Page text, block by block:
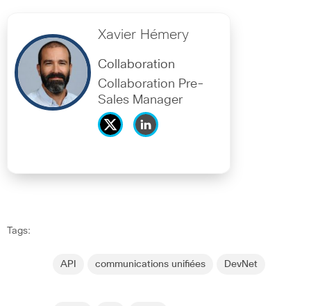
Xavier Hémery
Collaboration
Collaboration Pre-
Sales Manager
Tags:
API communications unifiées DevNet